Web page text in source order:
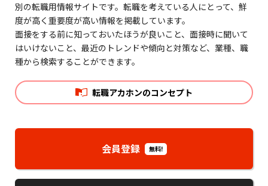
別の転職用情報サイトです。転職を考えている人にとって、鮮
度が高く重要度が高い情報を掲載しています。
面接をする前に知っておいたほうが良いこと、面接時に聞いて
はいけないこと、最近のトレンドや傾向と対策など、業種、職
種から検索することができます。
転職アカホンのコンセプト
会員登録 無料!